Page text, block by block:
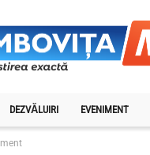
DEZVĂLUIRI EVENIMENT